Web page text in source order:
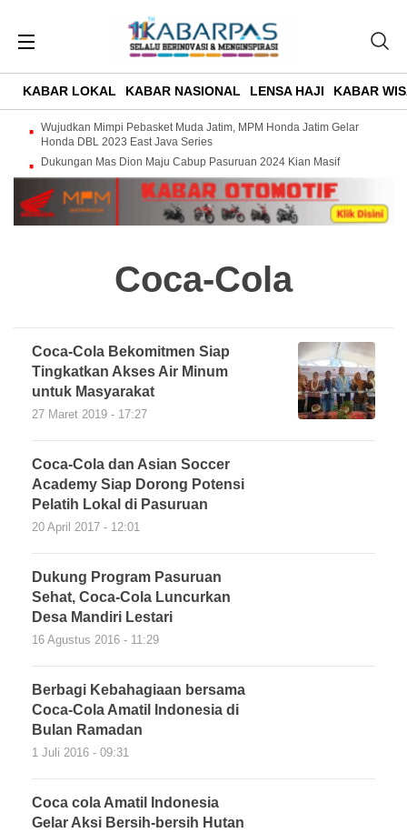
KABAR LOKAL KABAR NASIONAL LENSA HAJI KABAR
Wujudkan Mimpi Pebasket Muda Jatim, MPM Honda Jatim Gelar
Honda DBL 2023 East Java Series
Dukungan Mas Dion Maju Cabup Pasuruan 2024 Kian Masif
Coca-Cola
Coca-Cola Bekomitmen Siap
Tingkatkan Akses Air Minum
untuk Masyarakat
27 Maret 2019 - 17:27
Coca-Cola dan Asian Soccer
Academy Siap Dorong Potensi
Pelatih Lokal di Pasuruan
20 April 2017 - 12:01
Dukung Program Pasuruan
Sehat, Coca-Cola Luncurkan
Desa Mandiri Lestari
16 Agustus 2016 - 11:29
Berbagi Kebahagiaan bersama
Coca-Cola Amatil Indonesia di
Bulan Ramadan
1 Juli 2016 - 09:31
Coca cola Amatil Indonesia
Gelar Aksi Bersih-bersih Hutan